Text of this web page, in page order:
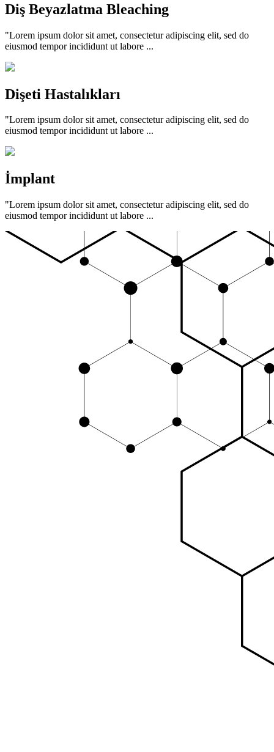
Diş Beyazlatma Bleaching
"Lorem ipsum dolor sit amet, consectetur adipiscing elit, sed do
eiusmod tempor incididunt ut labore ...
Dişeti Hastalıkları
"Lorem ipsum dolor sit amet, consectetur adipiscing elit, sed do
eiusmod tempor incididunt ut labore ...
İmplant
"Lorem ipsum dolor sit amet, consectetur adipiscing elit, sed do
eiusmod tempor incididunt ut labore ...